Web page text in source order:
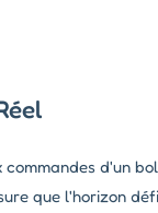
d'un
que l'horizon